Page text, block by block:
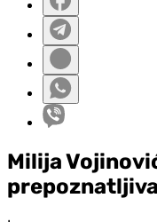
Milija